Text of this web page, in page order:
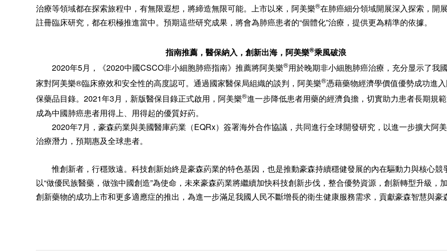
治療等領域都在探索旅程中，有無限遐想，將締造無限可能。上市以來，阿美樂®在肺癌細分領域開展深入探索，開
註冊臨床研究，都在积極推進當中。預期這些研究成果，將會為肺癌患者的“個體化”治療，提供更為精準的依據。
指南推薦，醫保納入，創新出海，阿美樂®乘風破浪
2020年5月，《2020中國CSCO非小細胞肺癌指南》推薦將阿美樂®用於晚期非小細胞肺癌治療，充分显示了我
家對阿美樂®臨床療效和安全性的高度認可。通過國家醫保局組織的談判，阿美樂®憑藉藥物經濟學價值優勢成功進
保藥品目錄。2021年3月，新版醫保目錄正式啟用，阿美樂®進一步降低患者用藥的經濟負擔，切實助力患者長期規範
成為中國肺癌患者用得上、用得起的優質好葯。
2020年7月，豪森葯業與美國醫庫葯業（EQRx）簽署海外合作協議，共同進行全球開發研究，以進一步擴大阿
治療潛力，預期惠及全球患者。
惟創新者，行穩致遠。科技創新始終是豪森葯業的特色基因，也是推動豪森持續穩健發展的內在驅動力與核心競
以“做優民族醫藥，做強中國創造”為使命，未來豪森葯業將繼續加快科技創新步伐，整合優勢資源，創新轉型升級，
創新藥物的成功上市和更多適應症的推出，為進一步滿足我國人民不斷增長的衛生健康服務需求，貢獻豪森智慧與豪